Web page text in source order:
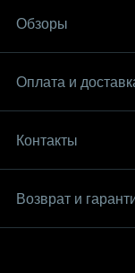
Обзоры
Оплата и
Контакты
Возврат и